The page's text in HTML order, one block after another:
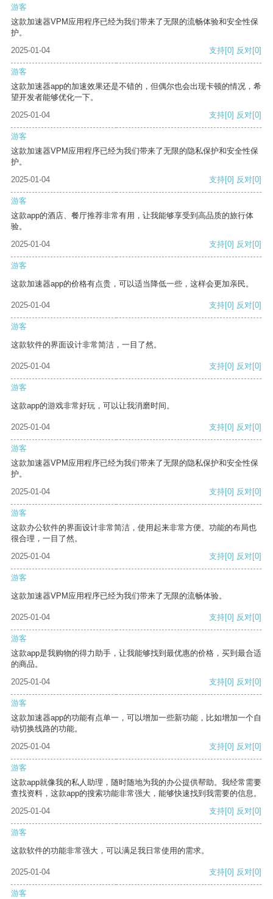
游客
这款加速器VPM应用程序已经为我们带来了无限的流畅体验和安全性保
护。
2025-01-04
支持[0] 反对[0]
游客
这款加速器app的加速效果还是不错的，但偶尔也会出现卡顿的情况，希
望开发者能够优化一下。
2025-01-04
支持[0] 反对[0]
游客
这款加速器VPM应用程序已经为我们带来了无限的隐私保护和安全性保
护。
2025-01-04
支持[0] 反对[0]
游客
这款app的酒店、餐厅推荐非常有用，让我能够享受到高品质的旅行体
验。
2025-01-04
支持[0] 反对[0]
游客
这款加速器app的价格有点贵，可以适当降低一些，这样会更加亲民。
2025-01-04 支持[0] 反对[0]
游客
这款软件的界面设计非常简洁，一目了然。
2025-01-04 支持[0] 反对[0]
游客
这款app的游戏非常好玩，可以让我消磨时间。
2025-01-04 支持[0] 反对[0]
游客
这款加速器VPM应用程序已经为我们带来了无限的隐私保护和安全性保
护。
2025-01-04
支持[0] 反对[0]
游客
这款办公软件的界面设计非常简洁，使用起来非常方便。功能的布局也
很合理，一目了然。
2025-01-04
支持[0] 反对[0]
游客
这款加速器VPM应用程序已经为我们带来了无限的流畅体验。
2025-01-04 支持[0] 反对[0]
游客
这款app是我购物的得力助手，让我能够找到最优惠的价格，买到最合适
的商品。
2025-01-04
支持[0] 反对[0]
游客
这款加速器app的功能有点单一，可以增加一些新功能，比如增加一个自
动切换线路的功能。
2025-01-04
支持[0] 反对[0]
游客
这款app就像我的私人助理，随时随地为我的办公提供帮助。我经常需要
查找资料，这款app的搜索功能非常强大，能够快速找到我需要的信息。
2025-01-04
支持[0] 反对[0]
游客
这款软件的功能非常强大，可以满足我日常使用的需求。
2025-01-04 支持[0] 反对[0]
游客